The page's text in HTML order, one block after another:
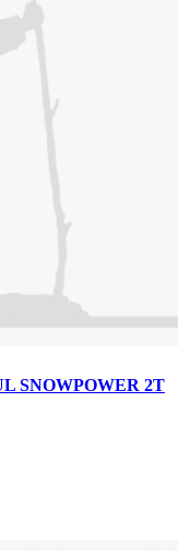
SNOWPOWER 2T